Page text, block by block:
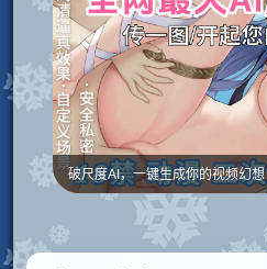
破尺度AI，一键生成你的视频幻想